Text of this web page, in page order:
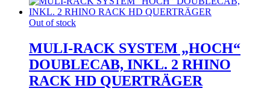
Out of stock
MULI-RACK SYSTEM „HOCH“
DOUBLECAB, INKL. 2 RHINO
RACK HD QUERTRÄGER